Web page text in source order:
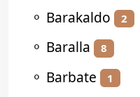
⚬ Barakaldo 2
⚬ Baralla 8
⚬ Barbate 1